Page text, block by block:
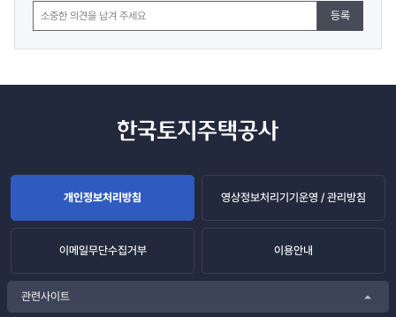
등록
개인정보처리방침 영상정보처리기기운영 / 관리방침
이메일무단수집거부 이용안내
관련사이트